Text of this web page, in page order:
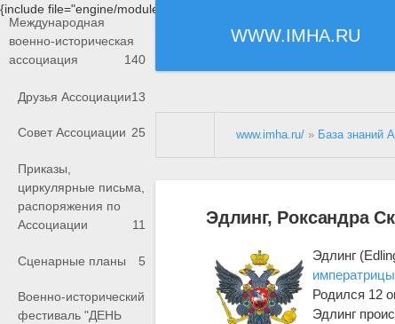
{include file="engine/modules/saperu/head.php"}
WWW.IMHA.RU
Международная
военно-историческая
ассоциация
140
Друзья Ассоциации13
Совет Ассоциации 25
Приказы,
циркулярные письма,
распоряжения по
Ассоциации
11
Сценарные планы 5
Военно-исторический
фестиваль "ДЕНЬ
www.imha.ru/ » База знаний
Эдлинг, Роксандра
Эдлинг
императрицы
Родился 12
Эдлинг